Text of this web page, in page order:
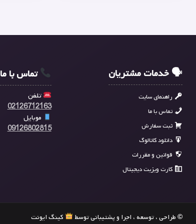
🗣 خدمات مشتریان
راهنمای سایت
تماس با ما
ثبت سفارش
دانلود کاتالوگ
قوانین و مقررات
کارت ویزیت دیجیتال
تماس با ما
تلفن
02126712163
موبایل
09126802815
© طراحی ، توسعه ، اجرا و پشتیبانی توسط کینگ ایونت